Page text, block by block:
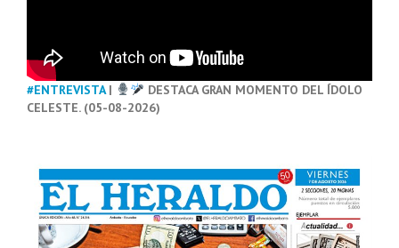
#ENTREVISTA|
DESTACA GRAN MOMENTO DEL ÍDOLO
CELESTE. (05-08-2026)